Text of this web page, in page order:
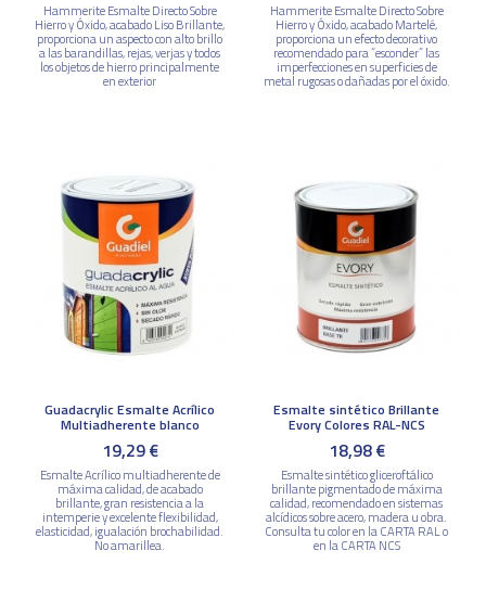
Hammerite Esmalte Directo Sobre
Hierro y Óxido, acabado Liso Brillante,
proporciona un aspecto con alto brillo
a las barandillas, rejas, verjas y todos
los objetos de hierro principalmente
en exterior
Hammerite Esmalte Directo Sobre
Hierro y Óxido, acabado Martelé,
proporciona un efecto decorativo
recomendado para “esconder” las
imperfecciones en superficies de
metal rugosas o dañadas por el óxido.
Guadacrylic Esmalte Acrílico
Multiadherente blanco
19,29 €
Esmalte Acrílico multiadherente de
máxima calidad, de acabado
brillante, gran resistencia a la
intemperie y excelente flexibilidad,
elasticidad, igualación brochabilidad.
No amarillea.
Esmalte sintético Brillante
Evory Colores RAL-NCS
18,98 €
Esmalte sintético gliceroftálico
brillante pigmentado de máxima
calidad, recomendado en sistemas
alcídicos sobre acero, madera u obra.
Consulta tu color en la CARTA RAL o
en la CARTA NCS